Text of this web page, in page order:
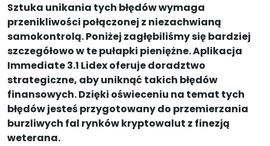
Sztuka unikania tych błędów wymaga
przenikliwości połączonej z niezachwianą
samokontrolą. Poniżej zagłębiliśmy się bardziej
szczegółowo w te pułapki pieniężne. Aplikacja
Immediate 3.1 Lidex oferuje doradztwo
strategiczne, aby uniknąć takich błędów
finansowych. Dzięki oświeceniu na temat tych
błędów jesteś przygotowany do przemierzania
burzliwych fal rynków kryptowalut z finezją
weterana.